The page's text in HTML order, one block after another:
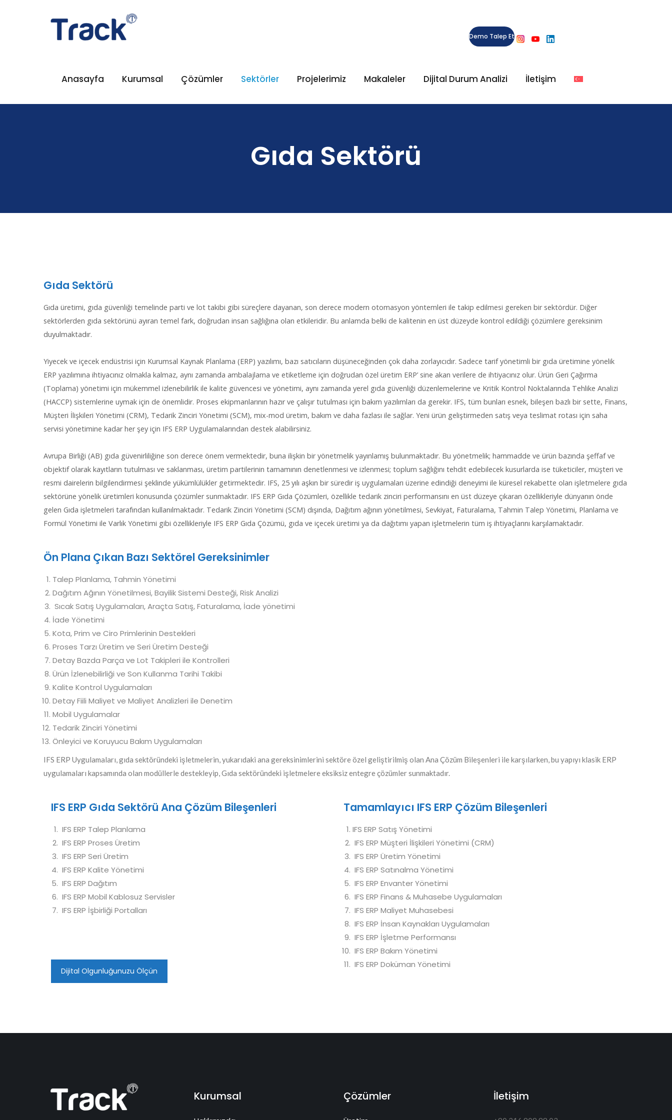
Anasayfa Kurumsal Çözümler Sektörler Projelerimiz Makaleler Dijital Durum Analizi İletişim
Demo Talep Et
Gıda Sektörü
Gıda Sektörü
Gıda üretimi, gıda güvenliği temelinde parti ve lot takibi gibi süreçlere dayanan, son derece modern otomasyon yöntemleri ile takip edilmesi gereken bir sektördür. Diğer
sektörlerden gıda sektörünü ayıran temel fark, doğrudan insan sağlığına olan etkileridir. Bu anlamda belki de kalitenin en üst düzeyde kontrol edildiği çözümlere gereksinim
duyulmaktadır.
Yiyecek ve içecek endüstrisi için Kurumsal Kaynak Planlama (ERP) yazılımı, bazı satıcıların düşüneceğinden çok daha zorlayıcıdır. Sadece tarif yönetimli bir gıda üretimine yönelik
ERP yazılımına ihtiyacınız olmakla kalmaz, aynı zamanda ambalajlama ve etiketleme için doğrudan özel üretim ERP’ sine akan verilere de ihtiyacınız olur. Ürün Geri Çağırma
(Toplama) yönetimi için mükemmel izlenebilirlik ile kalite güvencesi ve yönetimi, aynı zamanda yerel gıda güvenliği düzenlemelerine ve Kritik Kontrol Noktalarında Tehlike Analizi
(HACCP) sistemlerine uymak için de önemlidir. Proses ekipmanlarının hazır ve çalışır tutulması için bakım yazılımları da gerekir. IFS, tüm bunları esnek, bileşen bazlı bir sette, Finans,
Müşteri İlişkileri Yönetimi (CRM), Tedarik Zinciri Yönetimi (SCM), mix-mod üretim, bakım ve daha fazlası ile sağlar. Yeni ürün geliştirmeden satış veya teslimat rotası için saha
servisi yönetimine kadar her şey için IFS ERP Uygulamalarından destek alabilirsiniz.
Avrupa Birliği (AB) gıda güvenirliliğine son derece önem vermektedir, buna ilişkin bir yönetmelik yayınlamış bulunmaktadır. Bu yönetmelik; hammadde ve ürün bazında şeffaf ve
objektif olarak kayıtların tutulması ve saklanması, üretim partilerinin tamamının denetlenmesi ve izlenmesi; toplum sağlığını tehdit edebilecek kusurlarda ise tüketiciler, müşteri ve
resmi dairelerin bilgilendirmesi şeklinde yükümlülükler getirmektedir. IFS, 25 yılı aşkın bir süredir iş uygulamaları üzerine edindiği deneyimi ile küresel rekabette olan işletmelere gıda
sektörüne yönelik üretimleri konusunda çözümler sunmaktadır. IFS ERP Gıda Çözümleri, özellikle tedarik zinciri performansını en üst düzeye çıkaran özellikleriyle dünyanın önde
gelen Gıda işletmeleri tarafından kullanılmaktadır. Tedarik Zinciri Yönetimi (SCM) dışında, Dağıtım ağının yönetilmesi, Sevkiyat, Faturalama, Tahmin Talep Yönetimi, Planlama ve
Formül Yönetimi ile Varlık Yönetimi gibi özellikleriyle IFS ERP Gıda Çözümü, gıda ve içecek üretimi ya da dağıtımı yapan işletmelerin tüm iş ihtiyaçlarını karşılamaktadır.
Ön Plana Çıkan Bazı Sektörel Gereksinimler
Talep Planlama, Tahmin Yönetimi
Dağıtım Ağının Yönetilmesi, Bayilik Sistemi Desteği, Risk Analizi
Sıcak Satış Uygulamaları, Araçta Satış, Faturalama, İade yönetimi
İade Yönetimi
Kota, Prim ve Ciro Primlerinin Destekleri
Proses Tarzı Üretim ve Seri Üretim Desteği
Detay Bazda Parça ve Lot Takipleri ile Kontrolleri
Ürün İzlenebilirliği ve Son Kullanma Tarihi Takibi
Kalite Kontrol Uygulamaları
Detay Fiili Maliyet ve Maliyet Analizleri ile Denetim
Mobil Uygulamalar
Tedarik Zinciri Yönetimi
Önleyici ve Koruyucu Bakım Uygulamaları
IFS ERP Uygulamaları, gıda sektöründeki işletmelerin, yukarıdaki ana gereksinimlerini sektöre özel geliştirilmiş olan Ana Çözüm Bileşenleri ile karşılarken, bu yapıyı klasik ERP
uygulamaları kapsamında olan modüllerle destekleyip, Gıda sektöründeki işletmelere eksiksiz entegre çözümler sunmaktadır.
IFS ERP Gıda Sektörü Ana Çözüm Bileşenleri
IFS ERP Talep Planlama
IFS ERP Proses Üretim
IFS ERP Seri Üretim
IFS ERP Kalite Yönetimi
IFS ERP Dağıtım
IFS ERP Mobil Kablosuz Servisler
IFS ERP İşbirliği Portalları
Dijital Olgunluğunuzu Ölçün
Tamamlayıcı IFS ERP Çözüm Bileşenleri
IFS ERP Satış Yönetimi
IFS ERP Müşteri İlişkileri Yönetimi (CRM)
IFS ERP Üretim Yönetimi
IFS ERP Satınalma Yönetimi
IFS ERP Envanter Yönetimi
IFS ERP Finans & Muhasebe Uygulamaları
IFS ERP Maliyet Muhasebesi
IFS ERP İnsan Kaynakları Uygulamaları
IFS ERP İşletme Performansı
IFS ERP Bakım Yönetimi
IFS ERP Doküman Yönetimi
Kurumsal Çözümler İletişim